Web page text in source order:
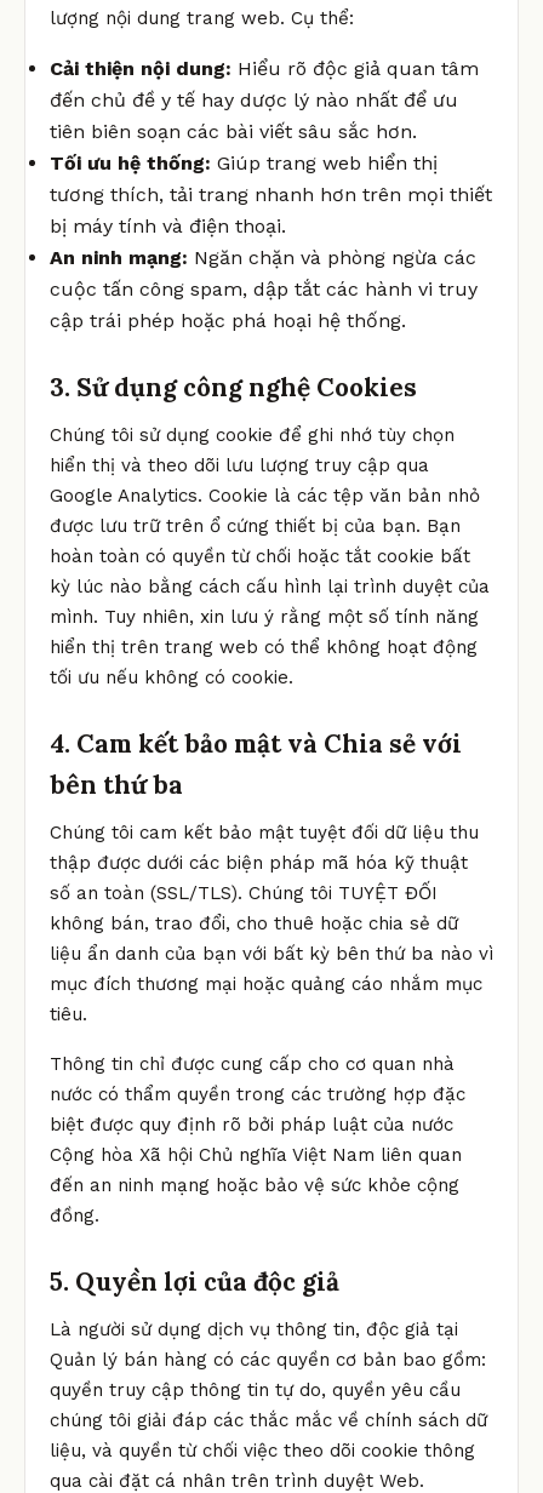
lượng nội dung trang web. Cụ thể:
Cải thiện nội dung: Hiểu rõ độc giả quan tâm
đến chủ đề y tế hay dược lý nào nhất để ưu
tiên biên soạn các bài viết sâu sắc hơn.
Tối ưu hệ thống: Giúp trang web hiển thị
tương thích, tải trang nhanh hơn trên mọi thiết
bị máy tính và điện thoại.
An ninh mạng: Ngăn chặn và phòng ngừa các
cuộc tấn công spam, dập tắt các hành vi truy
cập trái phép hoặc phá hoại hệ thống.
3. Sử dụng công nghệ Cookies
Chúng tôi sử dụng cookie để ghi nhớ tùy chọn
hiển thị và theo dõi lưu lượng truy cập qua
Google Analytics. Cookie là các tệp văn bản nhỏ
được lưu trữ trên ổ cứng thiết bị của bạn. Bạn
hoàn toàn có quyền từ chối hoặc tắt cookie bất
kỳ lúc nào bằng cách cấu hình lại trình duyệt của
mình. Tuy nhiên, xin lưu ý rằng một số tính năng
hiển thị trên trang web có thể không hoạt động
tối ưu nếu không có cookie.
4. Cam kết bảo mật và Chia sẻ với
bên thứ ba
Chúng tôi cam kết bảo mật tuyệt đối dữ liệu thu
thập được dưới các biện pháp mã hóa kỹ thuật
số an toàn (SSL/TLS). Chúng tôi TUYỆT ĐỐI
không bán, trao đổi, cho thuê hoặc chia sẻ dữ
liệu ẩn danh của bạn với bất kỳ bên thứ ba nào vì
mục đích thương mại hoặc quảng cáo nhắm mục
tiêu.
Thông tin chỉ được cung cấp cho cơ quan nhà
nước có thẩm quyền trong các trường hợp đặc
biệt được quy định rõ bởi pháp luật của nước
Cộng hòa Xã hội Chủ nghĩa Việt Nam liên quan
đến an ninh mạng hoặc bảo vệ sức khỏe cộng
đồng.
5. Quyền lợi của độc giả
Là người sử dụng dịch vụ thông tin, độc giả tại
Quản lý bán hàng có các quyền cơ bản bao gồm:
quyền truy cập thông tin tự do, quyền yêu cầu
chúng tôi giải đáp các thắc mắc về chính sách dữ
liệu, và quyền từ chối việc theo dõi cookie thông
qua cài đặt cá nhân trên trình duyệt Web.